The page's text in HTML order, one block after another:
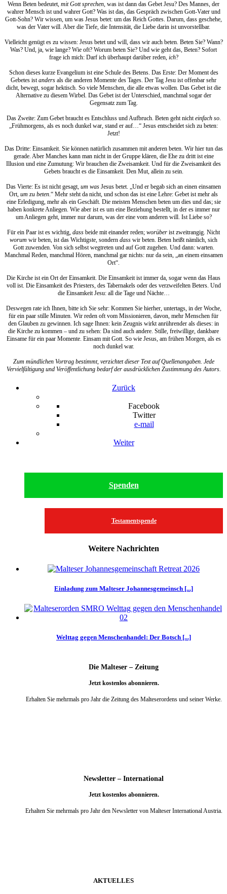
Wenn Beten bedeutet, mit Gott sprechen, was ist dann das Gebet Jesu? Des Mannes, der
wahrer Mensch ist und wahrer Gott? Was ist das, das Gespräch zwischen Gott-Vater und
Gott-Sohn? Wir wissen, um was Jesus betet: um das Reich Gottes. Darum, dass geschehe,
was der Vater will. Aber die Tiefe, die Intensität, die Liebe darin ist unvorstellbar.
Vielleicht genügt es zu wissen: Jesus betet und will, dass wir auch beten. Beten Sie? Wann?
Was? Und, ja, wie lange? Wie oft? Worum beten Sie? Und wie geht das, Beten? Sofort
frage ich mich: Darf ich überhaupt darüber reden, ich?
Schon dieses kurze Evangelium ist eine Schule des Betens. Das Erste: Der Moment des
Gebetes istanders als die anderen Momente des Tages. Der Tag Jesu ist offenbar sehr
dicht, bewegt, sogar hektisch. So viele Menschen, die alle etwas wollen. Das Gebet ist die
Alternative zu diesem Wirbel. Das Gebet ist der Unterschied, manchmal sogar der
Gegensatz zum Tag.
Das Zweite: Zum Gebet braucht es Entschluss und Aufbruch. Beten geht nichteinfach so.
„Frühmorgens, als es noch dunkel war, stand er auf…“ Jesus entscheidet sich zu beten:
Jetzt!
Das Dritte: Einsamkeit. Sie können natürlich zusammen mit anderen beten. Wir hier tun das
gerade. Aber Manches kann man nicht in der Gruppe klären, die Ehe zu dritt ist eine
Illusion und eine Zumutung: Wir brauchen die Zweisamkeit. Und für die Zweisamkeit des
Gebets braucht es die Einsamkeit. Den Mut, allein zu sein.
Das Vierte: Es ist nicht gesagt, um was Jesus betet. „Und er begab sich an einen einsamen
Ort, um zu beten.“ Mehr steht da nicht, und schon das ist eine Lehre: Gebet ist mehr als
eine Erledigung, mehr als ein Geschäft. Die meisten Menschen beten um dies und das; sie
haben konkrete Anliegen. Wie aber ist es um eine Beziehung bestellt, in der es immer nur
um Anliegen geht, immer nur darum, was der eine vom anderen will. Ist Liebe so?
Für ein Paar ist es wichtig, dass beide mit einander reden; worüber ist zweitrangig. Nicht
worum wir beten, ist das Wichtigste, sondern dass wir beten. Beten heißt nämlich, sich
Gott zuwenden. Von sich selbst wegtreten und auf Gott zugehen. Und dann: warten.
Manchmal Reden, manchmal Hören, manchmal gar nichts: nur da sein, „an einem einsamen
Ort“.
Die Kirche ist ein Ort der Einsamkeit. Die Einsamkeit ist immer da, sogar wenn das Haus
voll ist. Die Einsamkeit des Priesters, des Tabernakels oder des verzweifelten Beters. Und
die Einsamkeit Jesu: all die Tage und Nächte…
Deswegen rate ich Ihnen, bitte ich Sie sehr: Kommen Sie hierher, untertags, in der Woche,
für ein paar stille Minuten. Wir reden oft vom Missionieren, davon, mehr Menschen für
den Glauben zu gewinnen. Ich sage Ihnen: kein Zeugnis wirkt anrührender als dieses: in
die Kirche zu kommen – und zu sehen: Da sind auch andere. Stille, freiwillige, dankbare
Einsame für ein paar Momente. Einsam mit Gott. So wie Jesus, am frühen Morgen, als es
noch dunkel war.
Zum mündlichen Vortrag bestimmt, verzichtet dieser Text auf Quellenangaben. Jede
Vervielfältigung und Veröffentlichung bedarf der ausdrücklichen Zustimmung des Autors.
Zurück
Facebook
Twitter
e-mail
Weiter
Spenden
Testamentspende
Weitere Nachrichten
Einladung zum Malteser Johannesgemeinsch [...]
Welttag gegen Menschenhandel: Der Botsch [...]
Die Malteser – Zeitung
Jetzt kostenlos abonnieren.
Erhalten Sie mehrmals pro Jahr die Zeitung des Malteserordens und seiner Werke.
Newsletter – International
Jetzt kostenlos abonnieren.
Erhalten Sie mehrmals pro Jahr den Newsletter von Malteser International Austria.
AKTUELLES